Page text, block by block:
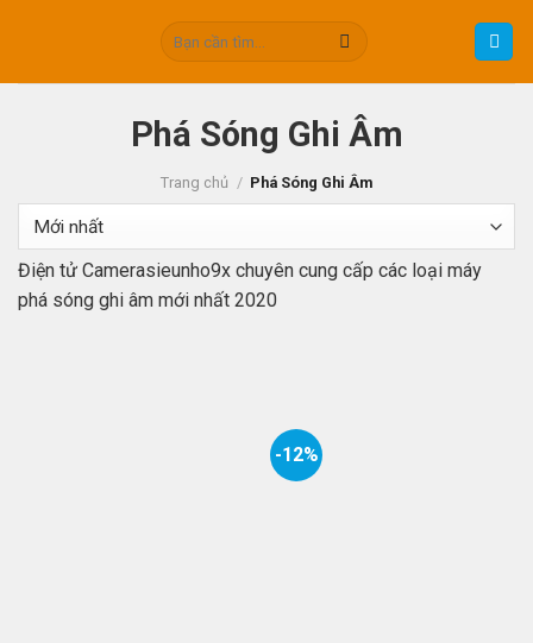
Tìm
kiếm:
Phá Sóng Ghi Âm
Trang chủ / Phá Sóng Ghi Âm
Điện tử Camerasieunho9x chuyên cung cấp các loại máy
phá sóng ghi âm mới nhất 2020
-12%